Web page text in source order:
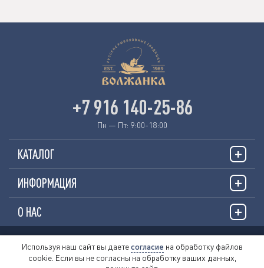
КАТАЛОГ
ИНФОРМАЦИЯ
О НАС
+7 916 140-25-86
Пн — Пт: 9:00-18:00
Пользовательское соглашение
Используя наш сайт вы даетесогласие на обработку файлов
cookie. Если вы не согласны на обработку ваших данных,